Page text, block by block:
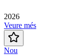
2026
Veure més
Nou